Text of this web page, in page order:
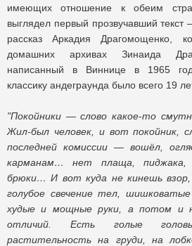
имеющих отношение к обеим
выглядел первый прозвучавший текст
рассказ Аркадия Драгомощенко,
домашних архивах Зинаида
написанный в Виннице в 1965
классику андеграунда было всего 19
"Покойники — слово какое-то
Жил-был человек, и вот покойник,
последней комиссии — вошёл,
карманам… нет плаща, пиджака,
брюки… И вот куда не кинешь
голубое свечение тел,
худые и мощные руки, а потом и
отличий. Есть голые
растительность на груди, на